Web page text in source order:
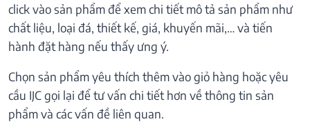
click vào sản phẩm để xem chi tiết mô tả sản phẩm như
chất liệu, loại đá, thiết kế, giá, khuyến mãi,… và tiến
hành đặt hàng nếu thấy ưng ý.
Chọn sản phẩm yêu thích thêm vào giỏ hàng hoặc yêu
cầu IJC gọi lại để tư vấn chi tiết hơn về thông tin sản
phẩm và các vấn đề liên quan.